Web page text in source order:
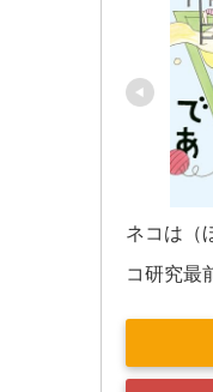
ネコは（
コ研究最